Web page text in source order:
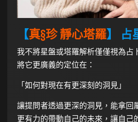
【真§珍 靜心塔羅】 占
我不將星盤或塔羅解析僅僅視為占
將它更廣義的定位在：
「如何對現在有更深刻的洞見」
讓提問者透過更深的洞見，能拿回
更有力的帶動自己的未來，讓自己